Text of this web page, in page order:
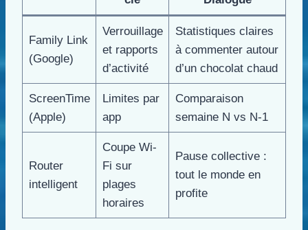
Family Link
(Google)
Verrouillage
et rapports
d’activité
Statistiques claires
à commenter autour
d’un chocolat chaud
ScreenTime
(Apple)
Limites par
app
Comparaison
semaine N vs N-1
Router
intelligent
Coupe Wi-
Fi sur
plages
horaires
Pause collective :
tout le monde en
profite